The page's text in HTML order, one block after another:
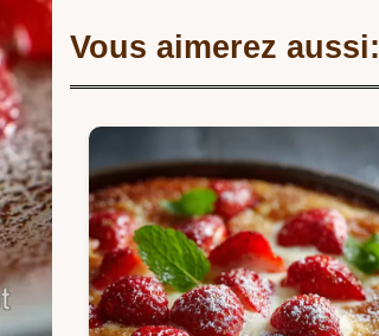
Vous aimerez aussi: